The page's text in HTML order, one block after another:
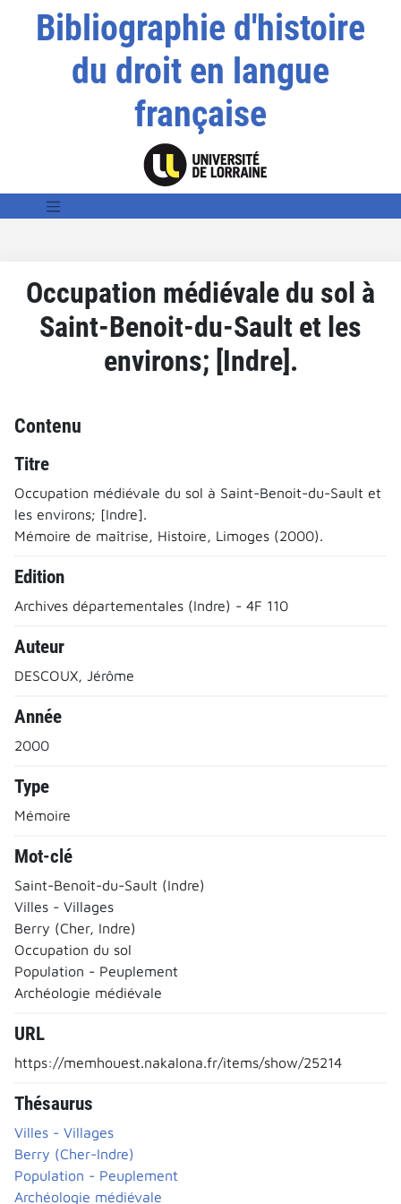
Bibliographie d'histoire
du droit en langue
française
Occupation médiévale du sol à
Saint-Benoit-du-Sault et les
environs; [Indre].
Contenu
Titre
Occupation médiévale du sol à Saint-Benoit-du-Sault et
les environs; [Indre].
Mémoire de maîtrise, Histoire, Limoges (2000).
Edition
Archives départementales (Indre) - 4F 110
Auteur
DESCOUX, Jérôme
Année
2000
Type
Mémoire
Mot-clé
Saint-Benoît-du-Sault (Indre)
Villes - Villages
Berry (Cher, Indre)
Occupation du sol
Population - Peuplement
Archéologie médiévale
URL
https://memhouest.nakalona.fr/items/show/25214
Thésaurus
Villes - Villages
Berry (Cher-Indre)
Population - Peuplement
Archéologie médiévale